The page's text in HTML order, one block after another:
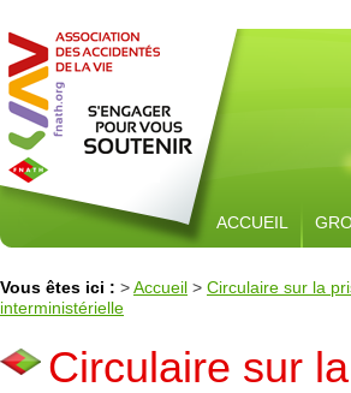
ACCUEIL
Vous êtes ici : >Accueil > Circulaire sur la
interministérielle
Circulaire sur